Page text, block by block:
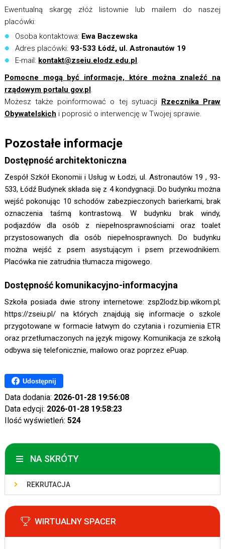
Ewentualną skargę złóż listownie lub mailem do naszej
placówki:
Osoba kontaktowa: Ewa Baczewska
Adres placówki: 93-533 Łódź, ul. Astronautów 19
E-mail: kontakt@zseiu.elodz.edu.pl.
Pomocne mogą być informacje, które można znaleźć na
rządowym portalu gov.pl.
Możesz także poinformować o tej sytuacji Rzecznika Praw
Obywatelskich i poprosić o interwencję w Twojej sprawie.
Pozostałe informacje
Dostępność architektoniczna
Zespół Szkół Ekonomii i Usług w Łodzi, ul. Astronautów 19 , 93-
533, Łódź Budynek składa się z 4 kondygnacji. Do budynku można
wejść pokonując 10 schodów zabezpieczonych barierkami, brak
oznaczenia taśmą kontrastową. W budynku brak windy,
podjazdów dla osób z niepełnosprawnościami oraz toalet
przystosowanych dla osób niepełnosprawnych. Do budynku
można wejść z psem asystującym i psem przewodnikiem.
Placówka nie zatrudnia tłumacza migowego.
Dostępność komunikacyjno-informacyjna
Szkoła posiada dwie strony internetowe: zsp2lodz.bip.wikom.pl;
https://zseiu.pl/ na których znajdują się informacje o szkole
przygotowane w formacie łatwym do czytania i rozumienia ETR
oraz przetłumaczonych na język migowy. Komunikacja ze szkołą
odbywa się telefonicznie, mailowo oraz poprzez ePuap.
Udostępnij
Data dodania: 2026-01-28 19:56:08
Data edycji: 2026-01-28 19:58:23
Ilość wyświetleń: 524
NA SKRÓTY
REKRUTACJA
WIRTUALNY SPACER